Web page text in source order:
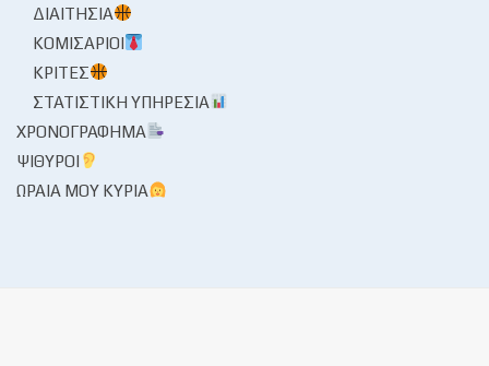
ΔΙΑΙΤΗΣΊΑ
ΚΟΜΙΣΆΡΙΟΙ
ΚΡΙΤΈΣ
ΣΤΑΤΙΣΤΙΚΉ ΥΠΗΡΕΣΊΑ
ΧΡΟΝΟΓΡΆΦΗΜΑ
ΨΊΘΥΡΟΙ
ΩΡΑΊΑ ΜΟΥ ΚΥΡΊΑ